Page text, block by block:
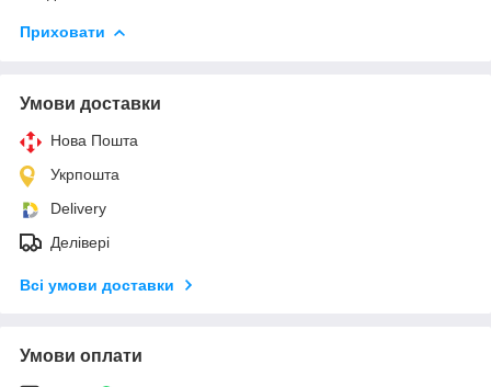
Приховати
Умови доставки
Нова Пошта
Укрпошта
Delivery
Делівері
Всі умови доставки
Умови оплати